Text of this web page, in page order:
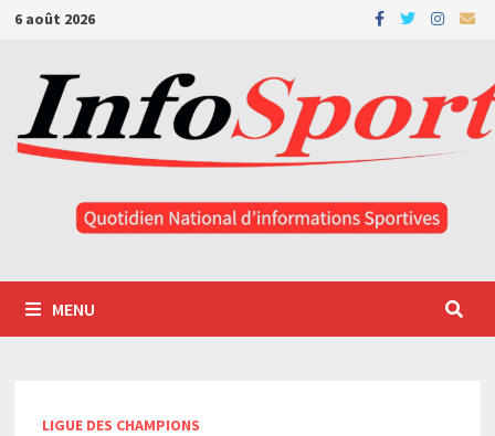
Passer
contenu
6 août 2026
MENU
LIGUE DES CHAMPIONS